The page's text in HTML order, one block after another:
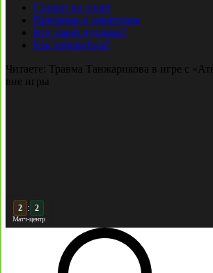
Ставки на спорт
Причины и симптомы
Кто такой лудоман?
Как избавиться?
Читаете: Травма Танжарикова в игре с
вне игры
3 : 3
Матч-центр